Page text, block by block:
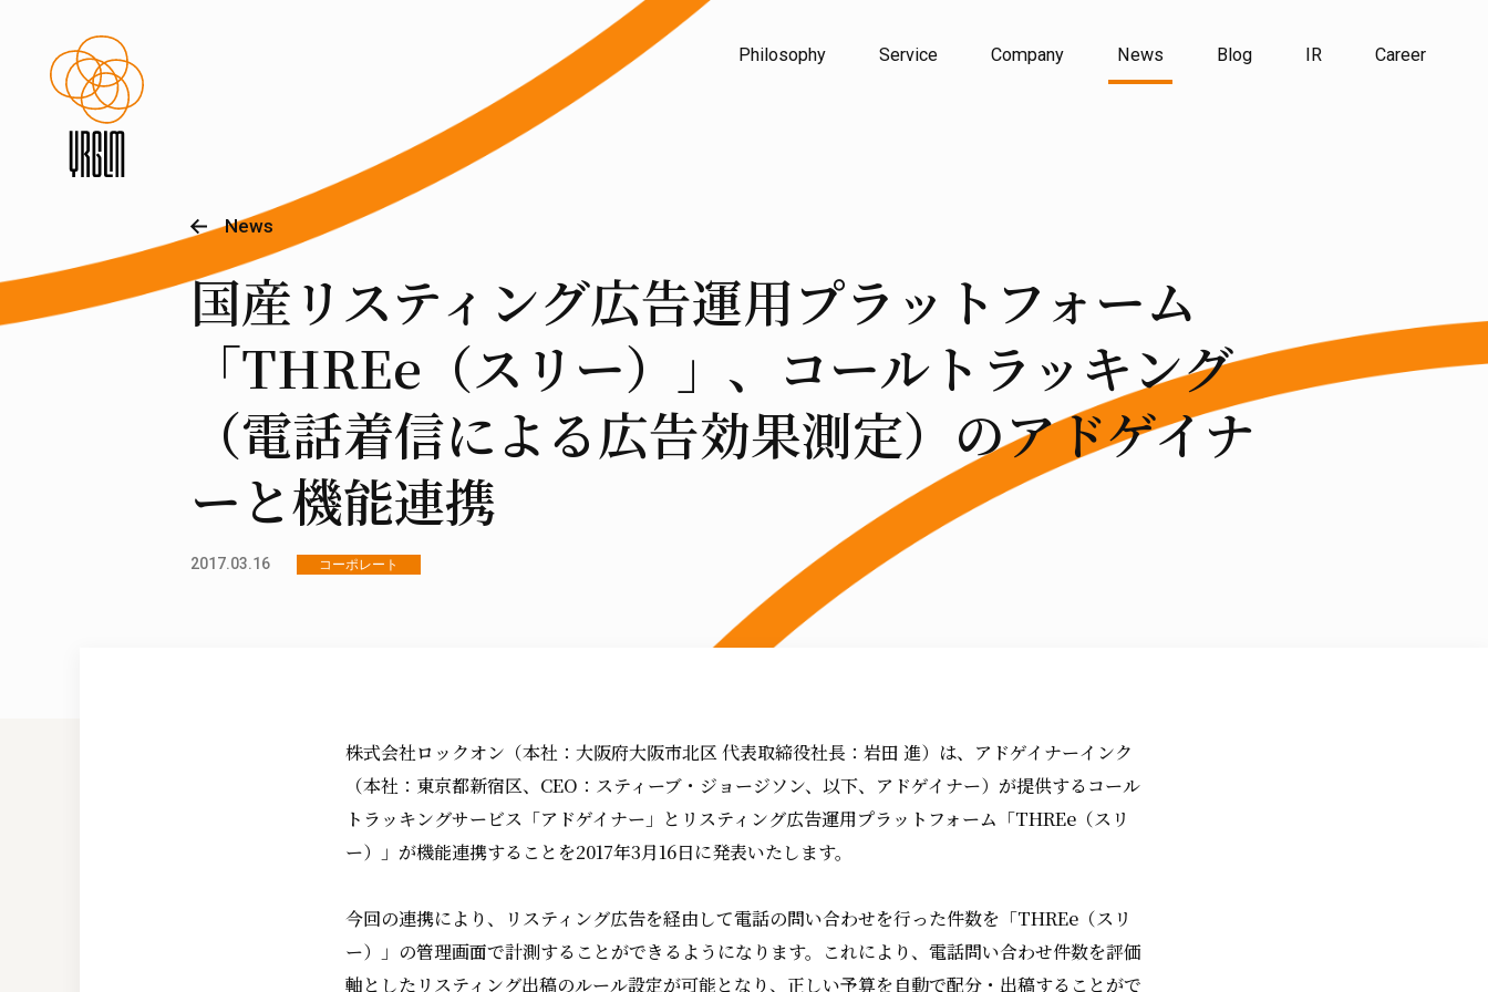
Philosophy Service Company News Blog IR Career
News
国産リスティング広告運用プラットフォーム
「THREe（スリー）」、コールトラッキング
（電話着信による広告効果測定）のアドゲイナ
ーと機能連携
2017.03.16 コーポレート
株式会社ロックオン（本社：大阪府大阪市北区 代表取締役社長：岩田 進）は、アドゲイナーインク
（本社：東京都新宿区、CEO：スティーブ・ジョージソン、以下、アドゲイナー）が提供するコール
トラッキングサービス「アドゲイナー」とリスティング広告運用プラットフォーム「THREe（スリ
ー）」が機能連携することを2017年3月16日に発表いたします。
今回の連携により、リスティング広告を経由して電話の問い合わせを行った件数を「THREe（スリ
ー）」の管理画面で計測することができるようになります。これにより、電話問い合わせ件数を評価
軸としたリスティング出稿のルール設定が可能となり、正しい予算を自動で配分・出稿することがで